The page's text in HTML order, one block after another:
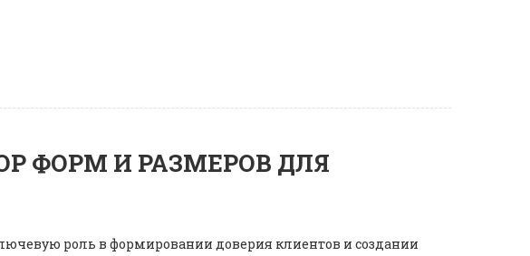
ФОРМ И РАЗМЕРОВ ДЛЯ
роль в формировании доверия клиентов и создании